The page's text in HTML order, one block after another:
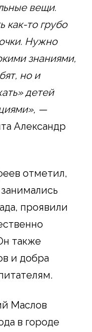
вещи.
как-то грубо
Нужно
знаниями,
но и
детей
—
Александр
отметил,
проявили
также
и добра
Маслов
в городе